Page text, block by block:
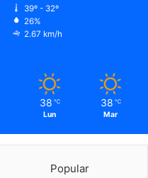
39º - 32º
26%
2.67 km/h
38 ℃
Lun
38 ℃
Mar
Popular